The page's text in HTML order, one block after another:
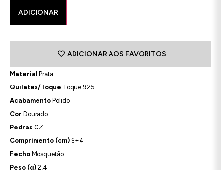
ADICIONAR
ADICIONAR AOS FAVORITOS
Material
Prata
Quilates/Toque Toque 925
Acabamento Polido
Cor Dourado
Pedras CZ
Comprimento (cm) 9+4
Fecho Mosquetão
Peso (g) 2,4